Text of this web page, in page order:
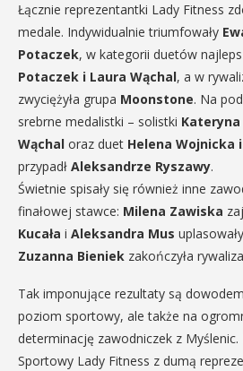
Łącznie reprezentantki Lady Fitness
medale. Indywidualnie triumfowały
Potaczek, w kategorii duetów
Potaczek i Laura Wąchal, a w
zwyciężyła grupa Moonstone. Na
srebrne medalistki – solistki
Wąchal oraz duet Helena Wojnicka
przypadł Aleksandrze Ryszawy.
Świetnie spisały się również inne
finałowej stawce: Milena Zawiska
Kucała i Aleksandra Mus
Zuzanna Bieniek zakończyła
Tak imponujące rezultaty są
poziom sportowy, ale także na
determinację zawodniczek z Myślenic.
Sportowy Lady Fitness z dumą